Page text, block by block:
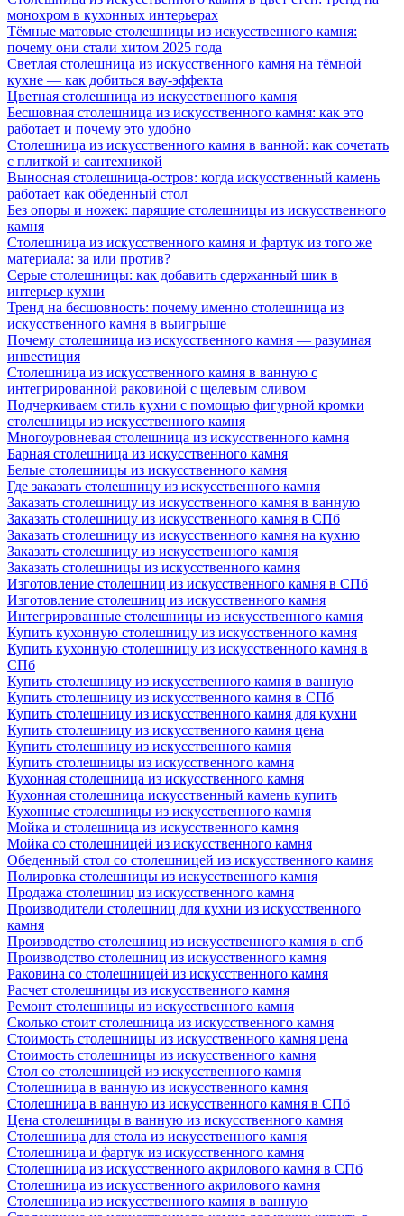
монохром в кухонных интерьерах
Тёмные матовые столешницы из искусственного камня:
почему они стали хитом 2025 года
Светлая столешница из искусственного камня на тёмной
кухне — как добиться вау-эффекта
Цветная столешница из искусственного камня
Бесшовная столешница из искусственного камня: как это
работает и почему это удобно
Столешница из искусственного камня в ванной: как сочетать
с плиткой и сантехникой
Выносная столешница-остров: когда искусственный камень
работает как обеденный стол
Без опоры и ножек: парящие столешницы из искусственного
камня
Столешница из искусственного камня и фартук из того же
материала: за или против?
Серые столешницы: как добавить сдержанный шик в
интерьер кухни
Тренд на бесшовность: почему именно столешница из
искусственного камня в выигрыше
Почему столешница из искусственного камня — разумная
инвестиция
Столешница из искусственного камня в ванную с
интегрированной раковиной с щелевым сливом
Подчеркиваем стиль кухни с помощью фигурной кромки
столешницы из искусственного камня
Многоуровневая столешница из искусственного камня
Барная столешница из искусственного камня
Белые столешницы из искусственного камня
Где заказать столешницу из искусственного камня
Заказать столешницу из искусственного камня в ванную
Заказать столешницу из искусственного камня в СПб
Заказать столешницу из искусственного камня на кухню
Заказать столешницу из искусственного камня
Заказать столешницы из искусственного камня
Изготовление столешниц из искусственного камня в СПб
Изготовление столешниц из искусственного камня
Интегрированные столешницы из искусственного камня
Купить кухонную столешницу из искусственного камня
Купить кухонную столешницу из искусственного камня в
СПб
Купить столешницу из искусственного камня в ванную
Купить столешницу из искусственного камня в СПб
Купить столешницу из искусственного камня для кухни
Купить столешницу из искусственного камня цена
Купить столешницу из искусственного камня
Купить столешницы из искусственного камня
Кухонная столешница из искусственного камня
Кухонная столешница искусственный камень купить
Кухонные столешницы из искусственного камня
Мойка и столешница из искусственного камня
Мойка со столешницей из искусственного камня
Обеденный стол со столешницей из искусственного камня
Полировка столешницы из искусственного камня
Продажа столешниц из искусственного камня
Производители столешниц для кухни из искусственного
камня
Производство столешниц из искусственного камня в спб
Производство столешниц из искусственного камня
Раковина со столешницей из искусственного камня
Расчет столешницы из искусственного камня
Ремонт столешницы из искусственного камня
Сколько стоит столешница из искусственного камня
Стоимость столешницы из искусственного камня цена
Стоимость столешницы из искусственного камня
Стол со столешницей из искусственного камня
Столешница в ванную из искусственного камня
Столешница в ванную из искусственного камня в СПб
Цена столешницы в ванную из искусственного камня
Столешница для стола из искусственного камня
Столешница и фартук из искусственного камня
Столешница из искусственного акрилового камня в СПб
Столешница из искусственного акрилового камня
Столешница из искусственного камня в ванную